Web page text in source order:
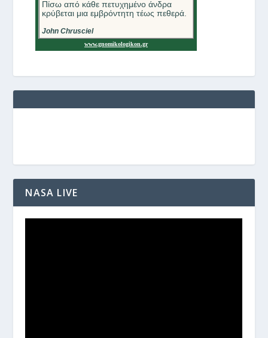
NASA LIVE